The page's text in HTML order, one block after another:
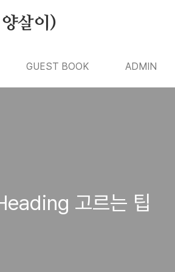
살이)
GUEST BOOK ADMIN
고르는 팁